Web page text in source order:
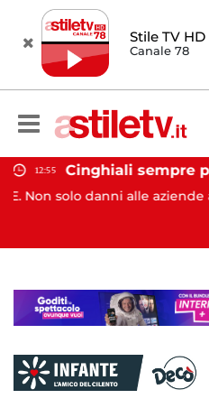
Stile TV HD
Canale 78
Cinghiali sempre più vicini all'uomo: nel Cilento una famigliola arriva fino alla spiaggia
aziende agricole e
SALA